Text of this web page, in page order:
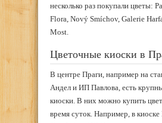
несколько раз покупали цветы:
Flora, Nový Smíchov, Galerie
Most.
Цветочные киоски в
В центре Праги, например на
Андел и ИП Павлова, есть
киоски. В них можно купить
время суток. Например, в